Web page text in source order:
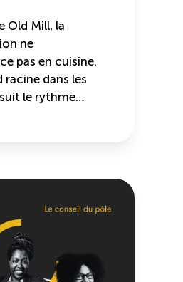
Old Mill, la
ne
pas en cuisine.
racine dans les
le rythme…